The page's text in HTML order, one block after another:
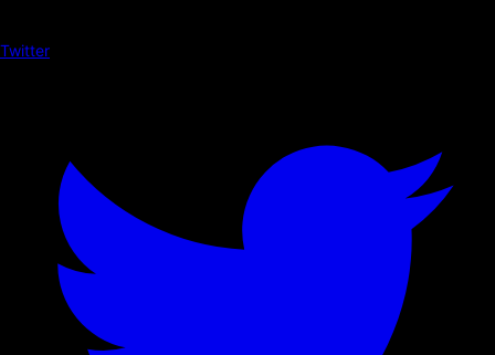
Twitter